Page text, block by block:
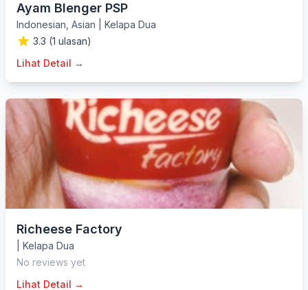
Ayam Blenger PSP
Indonesian Asian
Kelapa Dua
3.3 (1 ulasan)
Lihat Detail →
Richeese Factory
Kelapa Dua
No reviews yet
Lihat Detail →